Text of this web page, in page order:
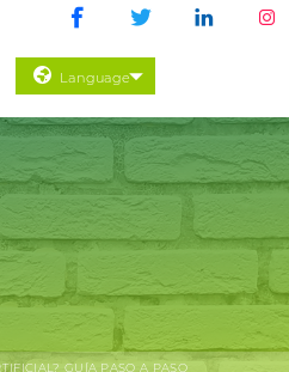
Language
GUÍA PASO A PASO